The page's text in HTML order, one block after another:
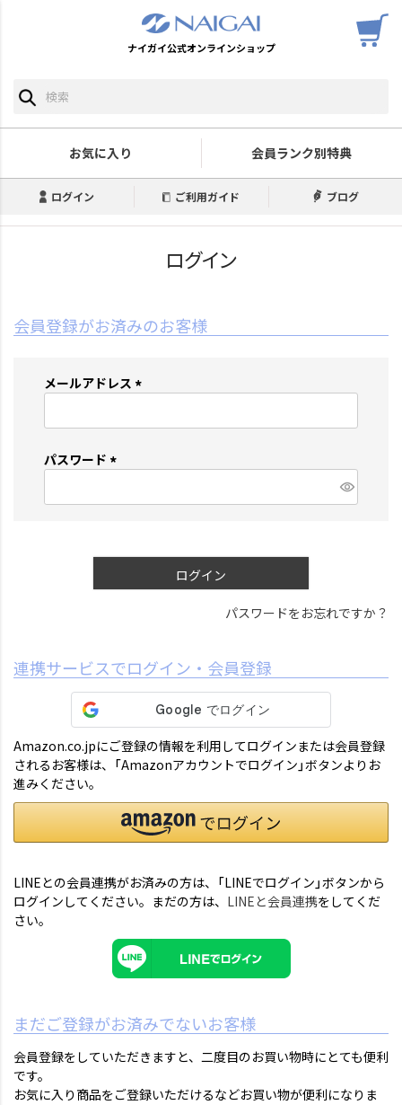
ナイガイ公式オンラインショップ
お気に入り 会員ランク別特典
ログイン ご利用ガイド ブログ
ログイン
会員登録がお済みのお客様
メールアドレス
必
パスワード
必
ログイン
パスワードをお忘れですか？
連携サービスでログイン・会員登録
Amazon.co.jpにご登録の情報を利用してログインまたは会員登録
されるお客様は、「Amazonアカウントでログイン」ボタンよりお
進みください。
LINEとの会員連携がお済みの方は、「LINEでログイン」ボタンから
ログインしてください。まだの方は、 LINEと会員連携をしてくだ
さい。
まだご登録がお済みでないお客様
会員登録をしていただきますと、二度目のお買い物時にとても便利
です。
お気に入り商品をご登録いただけるなどお買い物が便利になりま